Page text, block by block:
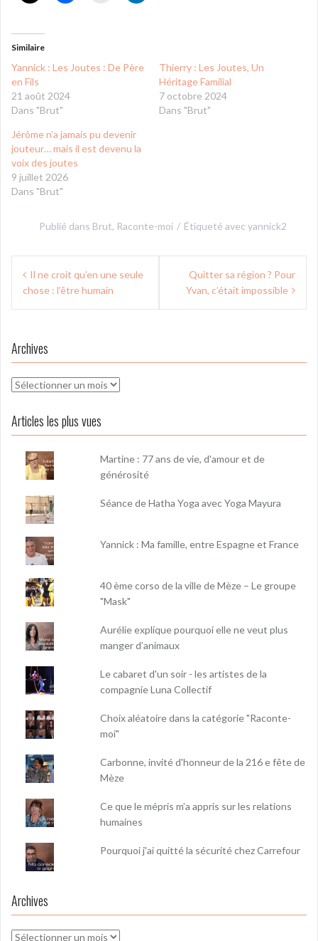
Similaire
Yannick : Les Joutes : De Père
en Fils
21 août 2024
Dans "Brut"
Thierry : Les Joutes, Un
Héritage Familial
7 octobre 2024
Dans "Brut"
Jérôme n’a jamais pu devenir
jouteur… mais il est devenu la
voix des joutes
9 juillet 2026
Dans "Brut"
Publié dans Brut, Raconte-moi Étiqueté avec yannick2
Navigation
de Il ne croit qu’en une seule
chose : l’être humain
Quitter sa région ? Pour
Yvan, c’était impossible
Archives
Archives
Articles les plus vues
Martine : 77 ans de vie, d'amour et de
générosité
Séance de Hatha Yoga avec Yoga Mayura
Yannick : Ma famille, entre Espagne et France
40 ème corso de la ville de Mèze – Le groupe
"Mask"
Aurélie explique pourquoi elle ne veut plus
manger d’animaux
Le cabaret d'un soir - les artistes de la
compagnie Luna Collectif
Choix aléatoire dans la catégorie "Raconte-
moi"
Carbonne, invité d'honneur de la 216 e fête de
Mèze
Ce que le mépris m’a appris sur les relations
humaines
Pourquoi j'ai quitté la sécurité chez Carrefour
Archives
Archives